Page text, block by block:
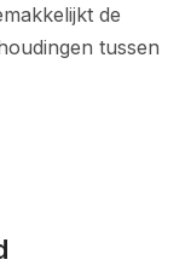
de
tussen